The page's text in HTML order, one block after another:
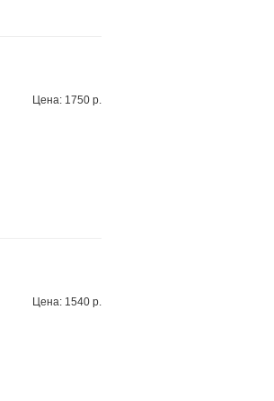
Цена: 1750 р.
Цена: 1540 р.